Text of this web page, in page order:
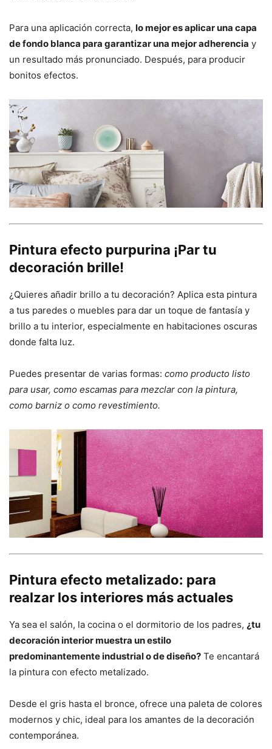
Para una aplicación correcta, lo mejor es aplicar una capa
de fondo blanca para garantizar una mejor adherencia y
un resultado más pronunciado. Después, para producir
bonitos efectos.
Pintura efecto purpurina ¡Par tu
decoración brille!
¿Quieres añadir brillo a tu decoración? Aplica esta pintura
a tus paredes o muebles para dar un toque de fantasía y
brillo a tu interior, especialmente en habitaciones oscuras
donde falta luz.
Puedes presentar de varias formas: como producto listo
para usar, como escamas para mezclar con la pintura,
como barniz o como revestimiento.
Pintura efecto metalizado: para
realzar los interiores más actuales
Ya sea el salón, la cocina o el dormitorio de los padres, ¿tu
decoración interior muestra un estilo
predominantemente industrial o de diseño? Te encantará
la pintura con efecto metalizado.
Desde el gris hasta el bronce, ofrece una paleta de colores
modernos y chic, ideal para los amantes de la decoración
contemporánea.